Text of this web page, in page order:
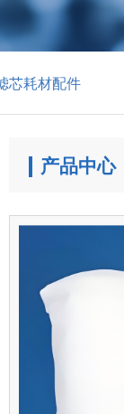
芯耗材配件
产品中心